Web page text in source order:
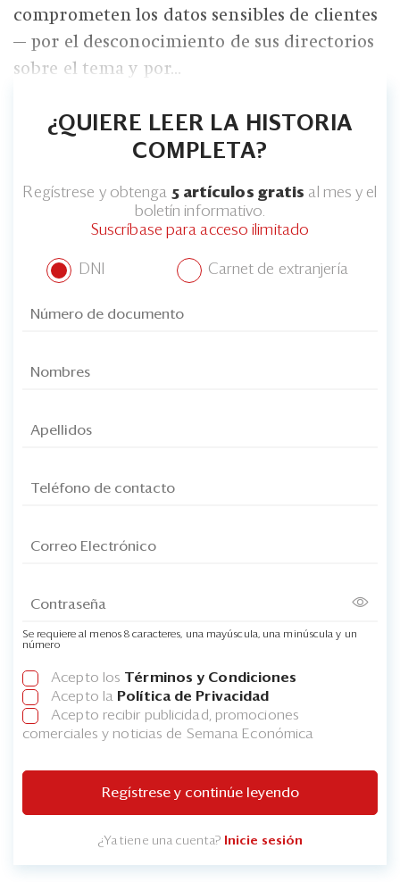
comprometen los datos sensibles de clientes
— por el desconocimiento de sus directorios
sobre el tema y por...
¿QUIERE LEER LA HISTORIA
COMPLETA?
Regístrese y obtenga 5 artículos gratis al mes y el
boletín informativo.
Suscríbase para acceso ilimitado
DNI Carnet de extranjería
Se requiere al menos 8 caracteres, una mayúscula, una minúscula y un
número
Acepto los Términos y Condiciones
Acepto la Política de Privacidad
Acepto recibir publicidad, promociones
comerciales y noticias de Semana Económica
Regístrese y continúe leyendo
¿Ya tiene una cuenta? Inicie sesión